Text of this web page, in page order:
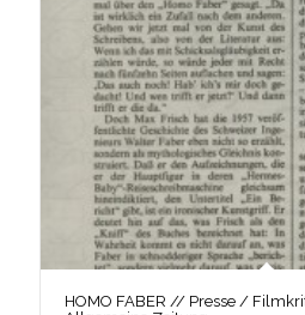
HOMO FABER // Presse /